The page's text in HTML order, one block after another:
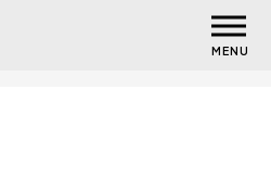
MENU